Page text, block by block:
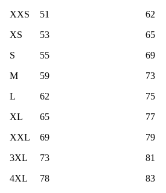
XXS 51 62
XS
53 65
S
55 69
M
59 73
L
62 75
XL
65 77
XXL
69 79
3XL
73 81
4XL
78 83